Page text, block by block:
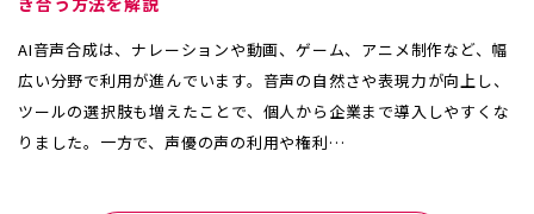
AI音声合成は、ナレーションや動画、ゲーム、アニメ制作など、幅
広い分野で利用が進んでいます。音声の自然さや表現力が向上し、
ツールの選択肢も増えたことで、個人から企業まで導入しやすくな
りました。一方で、声優の声の利用や権利…